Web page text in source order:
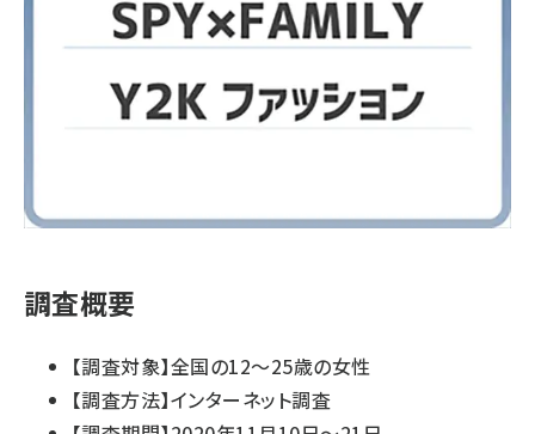
調査概要
【調査対象】全国の12～25歳の女性
【調査方法】インターネット調査